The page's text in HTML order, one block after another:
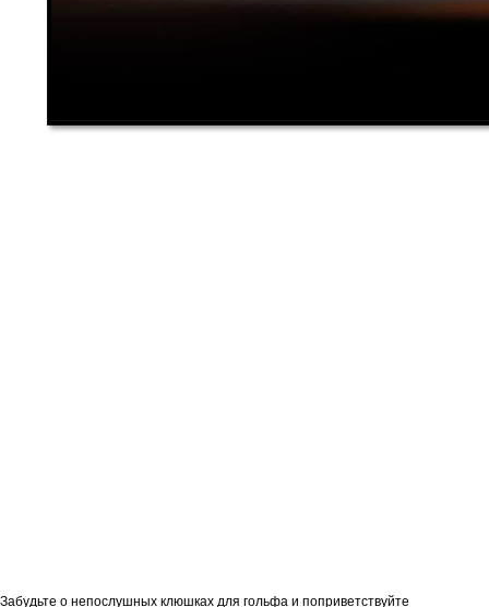
Забудьте о непослушных клюшках для гольфа и поприветствуйте